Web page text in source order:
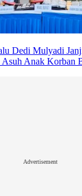
Dedi Mulyadi
Anak Korban
Advertisement